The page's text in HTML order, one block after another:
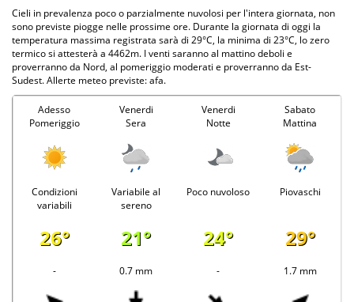
Cieli in prevalenza poco o parzialmente nuvolosi per l'intera giornata, non
sono previste piogge nelle prossime ore. Durante la giornata di oggi la
temperatura massima registrata sarà di 29°C, la minima di 23°C, lo zero
termico si attesterà a 4462m. I venti saranno al mattino deboli e
proverranno da Nord, al pomeriggio moderati e proverranno da Est-
Sudest. Allerte meteo previste: afa.
Adesso
Pomeriggio
Venerdi
Sera
Venerdi
Notte
Sabato
Mattina
Condizioni
variabili
Variabile al
sereno
Poco nuvoloso Piovaschi
26° 21° 24° 29°
- 0.7 mm - 1.7 mm